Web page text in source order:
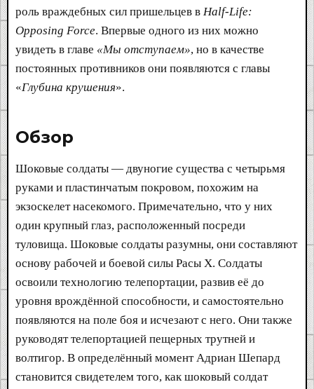
роль враждебных сил пришельцев в Half-Life:
Opposing Force. Впервые одного из них можно
увидеть в главе «Мы отступаем», но в качестве
постоянных противников они появляются с главы
«Глубина крушения».
Обзор​
Шоковые солдаты — двуногие существа с четырьмя
руками и пластинчатым покровом, похожим на
экзоскелет насекомого. Примечательно, что у них
один крупный глаз, расположенный посреди
туловища. Шоковые солдаты разумны, они составляют
основу рабочей и боевой силы Расы X. Солдаты
освоили технологию телепортации, развив её до
уровня врождённой способности, и самостоятельно
появляются на поле боя и исчезают с него. Они также
руководят телепортацией пещерных трутней и
волтигор. В определённый момент Адриан Шепард
становится свидетелем того, как шоковый солдат